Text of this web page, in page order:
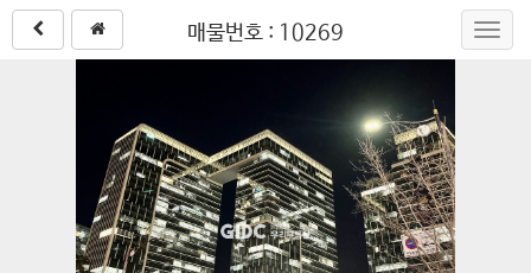
매물번호 : 10269